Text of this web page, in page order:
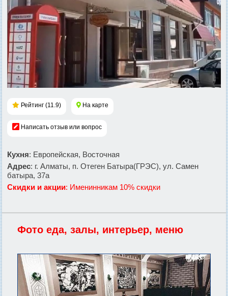
Рейтинг (11.9) На карте
Написать отзыв или вопрос
Кухня: Европейская, Восточная
Адрес: г. Алматы, п. Отеген Батыра(ГРЭС), ул. Самен
батыра, 37а
Скидки и акции: Именинникам 10% скидки
Фото еда, залы, интерьер, меню